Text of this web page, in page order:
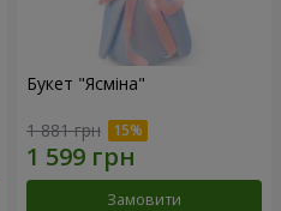
Букет "Ясміна"
1 881 грн
Замовити